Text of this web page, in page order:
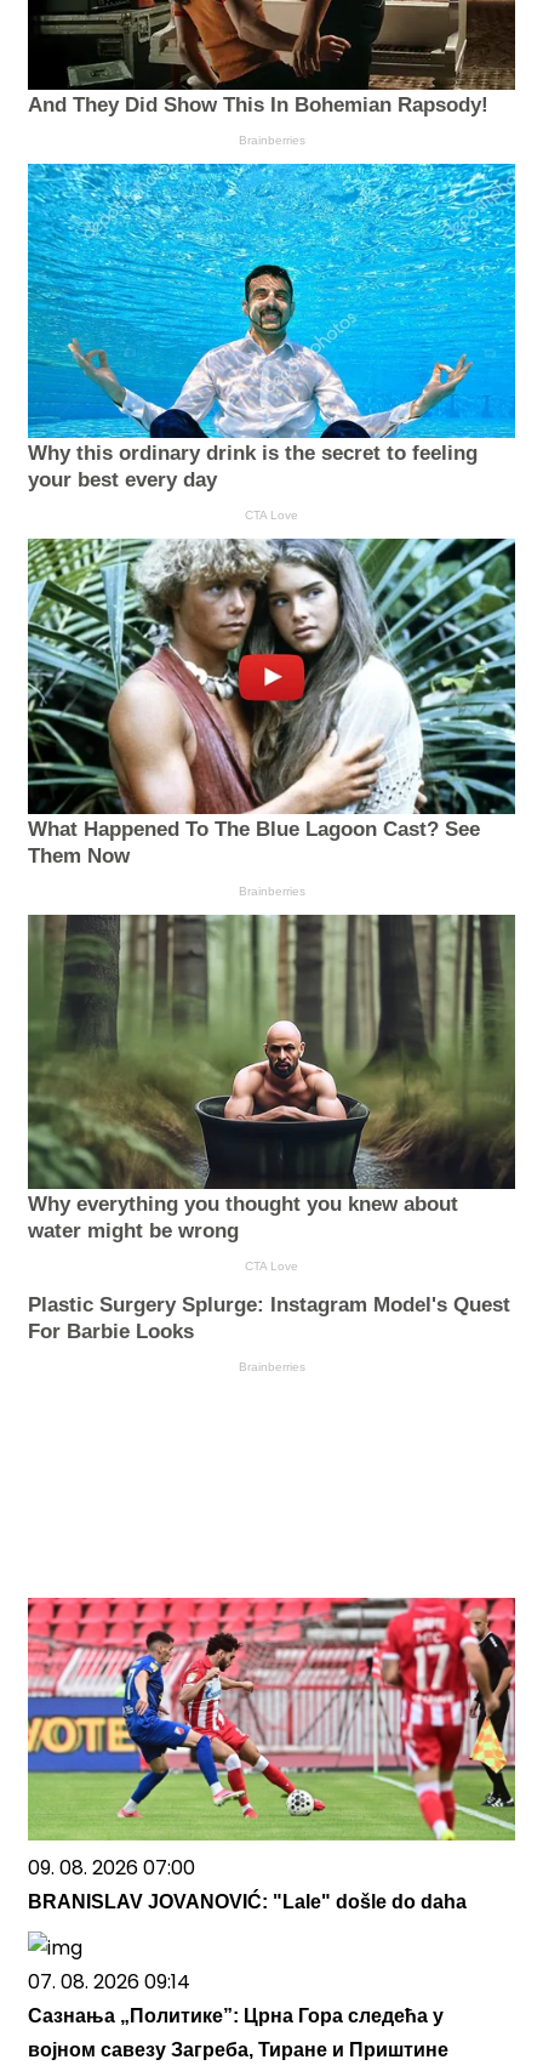
And They Did Show This In Bohemian Rapsody!
Brainberries
Why this ordinary drink is the secret to feeling
your best every day
CTA Love
What Happened To The Blue Lagoon Cast? See
Them Now
Brainberries
Why everything you thought you knew about
water might be wrong
CTA Love
Plastic Surgery Splurge: Instagram Model's Quest
For Barbie Looks
Brainberries
09. 08. 2026 07:00
BRANISLAV JOVANOVIĆ: "Lale" došle do daha
07. 08. 2026 09:14
Сазнања „Политике”: Црна Гора следећа у
војном савезу Загреба, Тиране и Приштине